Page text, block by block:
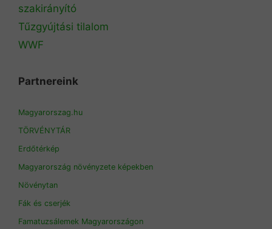
szakirányító
Tűzgyújtási tilalom
WWF
Partnereink
Magyarorszag.hu
TÖRVÉNYTÁR
Erdőtérkép
Magyarország növényzete képekben
Növénytan
Fák és cserjék
Famatuzsálemek Magyarországon